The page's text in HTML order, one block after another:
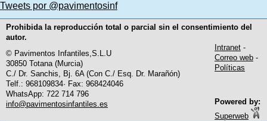
Tweets por @pavimentosinf
Prohibida la reproducción total o parcial sin el consentimiento del
autor.
© Pavimentos Infantiles,S.L.U
30850 Totana (Murcia)
C./ Dr. Sanchis, Bj. 6A (Con C./ Esq. Dr. Marañón)
Telf.: 968109834· Fax: 968424046
WhatsApp: 722 714 796
info@pavimentosinfantiles.es
Intranet -
Correo web -
Políticas
Powered by:
Superweb